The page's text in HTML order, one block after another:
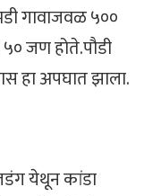
गावाजवळ ५००
जण होते.पौडी
हा अपघात झाला.
येथून कांडा